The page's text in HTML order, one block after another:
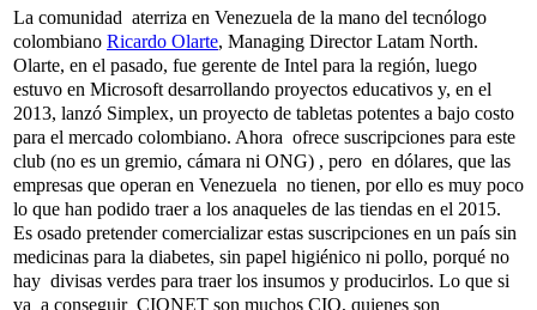
La comunidad aterriza en Venezuela de la mano del tecnólogo
colombiano Ricardo Olarte, Managing Director Latam North.
Olarte, en el pasado, fue gerente de Intel para la región, luego
estuvo en Microsoft desarrollando proyectos educativos y, en el
2013, lanzó Simplex, un proyecto de tabletas potentes a bajo costo
para el mercado colombiano. Ahora ofrece suscripciones para este
club (no es un gremio, cámara ni ONG) , pero en dólares, que las
empresas que operan en Venezuela no tienen, por ello es muy poco
lo que han podido traer a los anaqueles de las tiendas en el 2015.
Es osado pretender comercializar estas suscripciones en un país sin
medicinas para la diabetes, sin papel higiénico ni pollo, porqué no
hay divisas verdes para traer los insumos y producirlos. Lo que si
va a conseguir CIONET son muchos CIO, quienes son